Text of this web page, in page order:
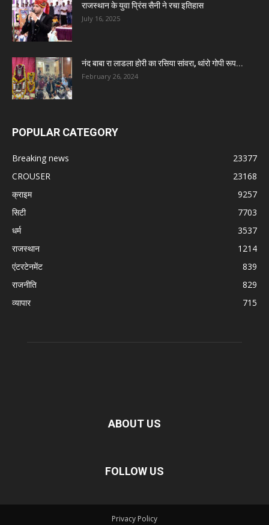
राजस्थान के युवा प्रिंस सैनी ने रचा इतिहास
July 16, 2025
नंद बाबा रा लाडला होरी का रसिया सांवरा, थांरो गोपी रूप...
February 26, 2024
POPULAR CATEGORY
Breaking news
23377
CROUSER
23168
क्राइम
9257
सिटी
7703
धर्म
3537
राजस्थान
1214
एंटरटेनमेंट
839
राजनीति
829
व्यापार
715
ABOUT US
FOLLOW US
Privacy Policy